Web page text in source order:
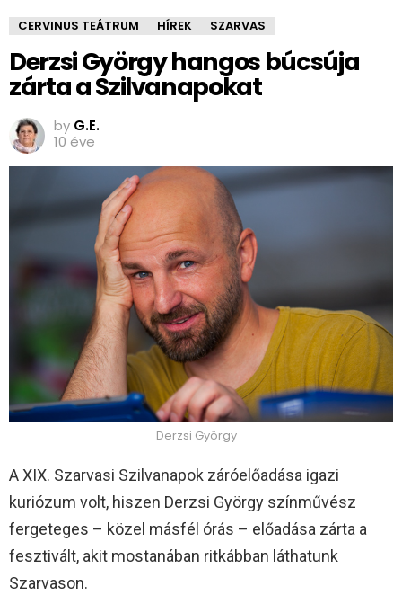
CERVINUS TEÁTRUM HÍREK SZARVAS
Derzsi György hangos búcsúja
zárta a Szilvanapokat
by G.E.
10 éve
Derzsi György
A XIX. Szarvasi Szilvanapok záróelőadása igazi
kuriózum volt, hiszen Derzsi György színművész
fergeteges – közel másfél órás – előadása zárta a
fesztivált, akit mostanában ritkábban láthatunk
Szarvason.